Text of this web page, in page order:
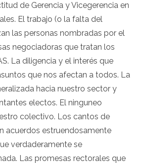
de Gerencia y Vicegerencia en
El trabajo (o la falta del
las personas nombradas por el
negociadoras que tratan los
La diligencia y el interés que
que nos afectan a todos. La
hacia nuestro sector y
electos. El ninguneo
colectivo. Los cantos de
acuerdos estruendosamente
verdaderamente se
Las promesas rectorales que